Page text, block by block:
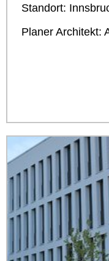
Standort:
Planer Architekt: